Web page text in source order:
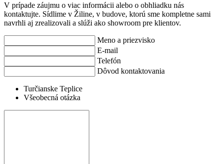
V prípade záujmu o viac informácii alebo o obhliadku nás
kontaktujte. Sídlime v Žiline, v budove, ktorú sme kompletne sami
navrhli aj zrealizovali a slúži ako showroom pre klientov.
Meno a priezvisko
E-mail
Telefón
Dôvod kontaktovania
Turčianske Teplice
Všeobecná otázka